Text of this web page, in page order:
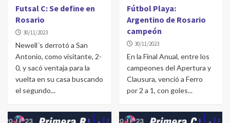
Futsal C: Se define en
Rosario
30/11/2023
Newell´s derrotó a San
Antonio, como visitante, 2-
0, y sacó ventaja para la
vuelta en su casa buscando
el segundo...
Fútbol Playa:
Argentino de Rosario
campeón
30/11/2023
En la Final Anual, entre los
campeones del Apertura y
Clausura, venció a Ferro
por 2 a 1, con goles...